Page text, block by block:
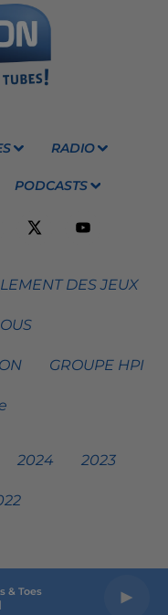
& Toes
RADIO
PODCASTS
DES JEUX
GROUPE HPI
2024 2023